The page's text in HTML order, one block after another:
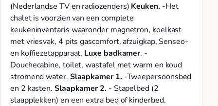
(Nederlandse TV en radiozenders) Keuken.-Het
chalet is voorzien van een complete
keukeninventaris waaronder magnetron, koelkast
met vriesvak, 4 pits gascomfort, afzuigkap, Senseo-
en koffiezetapparaat. Luxe badkamer. -
Douchecabine, toilet, wastafel met warm en koud
stromend water. Slaapkamer 1.-Tweepersoonsbed
en 2 kasten. Slaapkamer 2.- Stapelbed (2
slaapplekken) en een extra bed of kinderbed.